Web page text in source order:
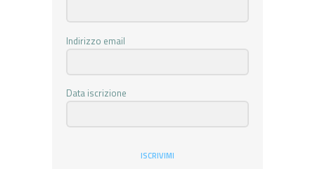
Indirizzo email
Data iscrizione
ISCRIVIMI